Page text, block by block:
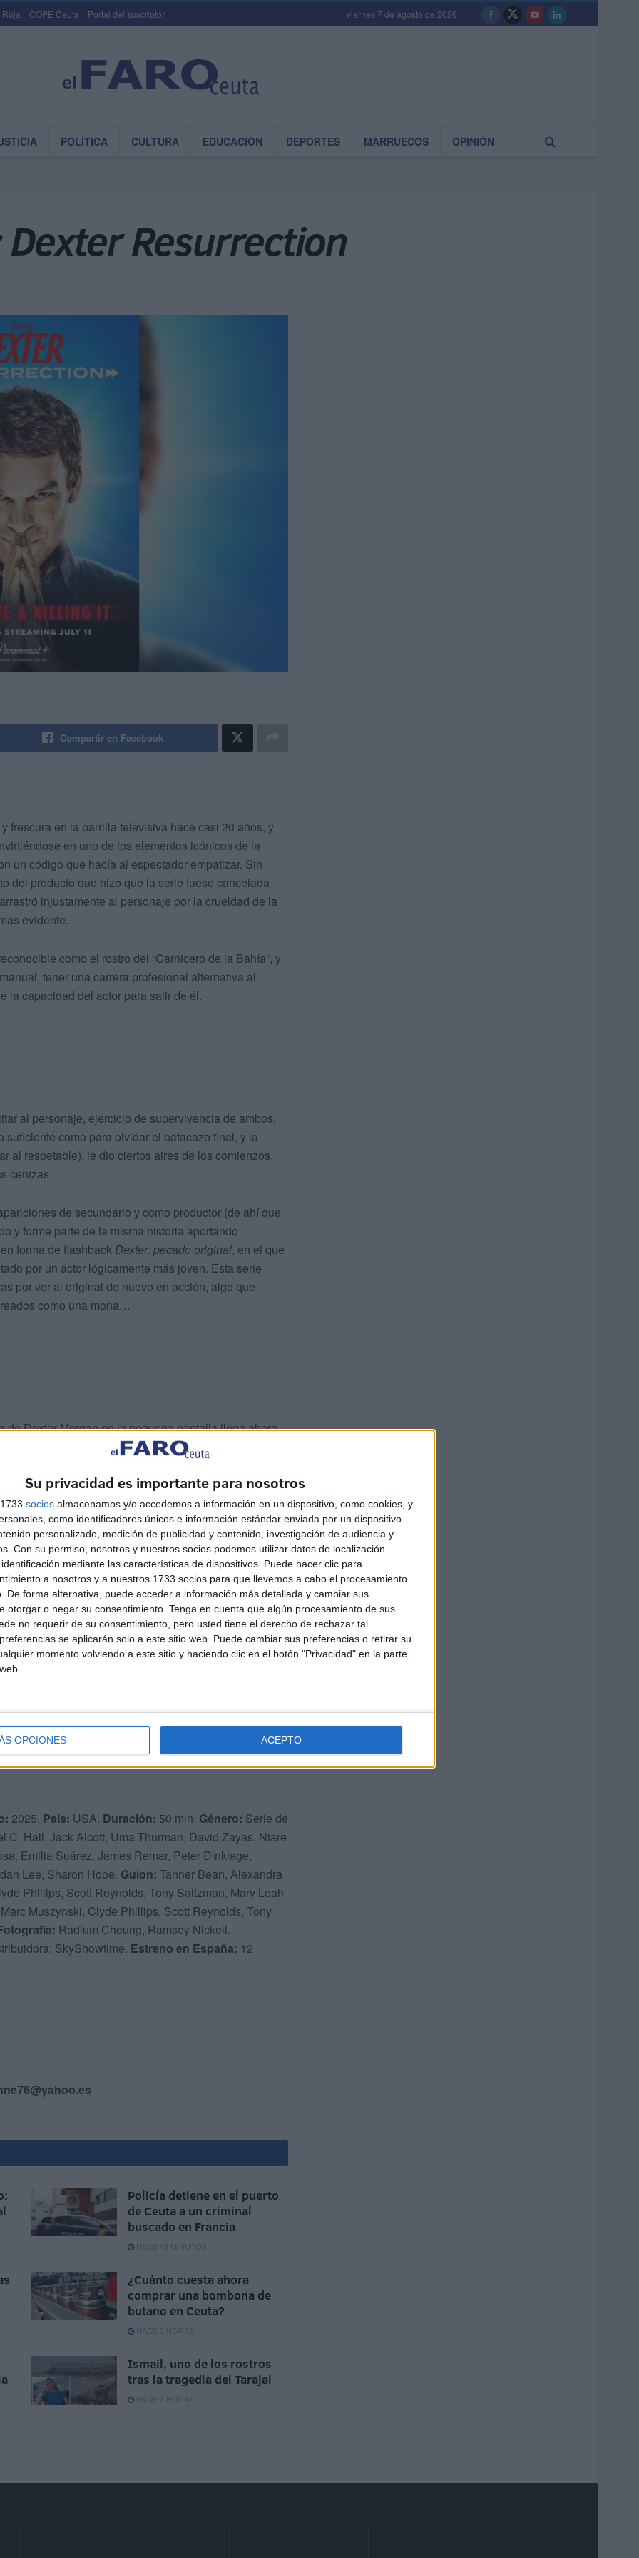
Su privacidad es importante para nosotros
socios almacenamos y/o accedemos a información en un dispositivo, como cookies, y
como identificadores únicos e información estándar enviada por un dispositivo
personalizado, medición de publicidad y contenido, investigación de audiencia y
Con su permiso, nosotros y nuestros socios podemos utilizar datos de localización
mediante las características de dispositivos. Puede hacer clic para
a nosotros y a nuestros 1733 socios para que llevemos a cabo el procesamiento
De forma alternativa, puede acceder a información más detallada y cambiar sus
otorgar o negar su consentimiento. Tenga en cuenta que algún procesamiento de sus
no requerir de su consentimiento, pero usted tiene el derecho de rechazar tal
se aplicarán solo a este sitio web. Puede cambiar sus preferencias o retirar su
momento volviendo a este sitio y haciendo clic en el botón "Privacidad" en la parte
OPCIONES ACEPTO
Roja COPE Ceuta Portal del suscriptor viernes 7 de agosto de 2026
POLÍTICA CULTURA EDUCACIÓN DEPORTES MARRUECOS OPINIÓN
Resurrection
Compartir en Facebook
frescura en la parrilla televisiva hace casi 20 años, y
en uno de los elementos icónicos de la
un código que hacía al espectador empatizar. Sin
del producto que hizo que la serie fuese cancelada
injustamente al personaje por la crueldad de la
evidente.
como el rostro del “Carnicero de la Bahía”, y
tener una carrera profesional alternativa al
la capacidad del actor para salir de él.
al personaje, ejercicio de supervivencia de ambos,
como para olvidar el batacazo final, y la
al respetable), le dio ciertos aires de los comienzos,
cenizas.
de secundario y como productor (de ahí que
y forme parte de la misma historia aportando
forma de flashback Dexter: pecado original, en el que
por un actor lógicamente más joven. Esta serie
por ver al original de nuevo en acción, algo que
como una mona…
Dexter Morgan en la pequeña pantalla llega ahora
el sobrenombre de “mini”, llamada
un guión sorprendentemente divertido y novedoso,
como los de Peter “Tyrion Lannister” Dinklage
veteranos, al igual que muestra capacidad de
la broma fácil.
new Blood,que parecía un cierre definitivo y más
se lo han pensado dos veces, y de momento nos
siempre, la historia es de nuevo interesante, y los
definitivamente en la trama), aportan lo suyo en
que se trata de, a su manera, de una comedia, muy,
2025. País: USA. Duración: 50 min. Género: Serie de
C. Hall, Jack Alcott, Uma Thurman, David Zayas, Ntare
Emilia Suárez, James Remar, Peter Dinklage,
Lee, Sharon Hope. Guion: Tanner Bean, Alexandra
Phillips, Scott Reynolds, Tony Saltzman, Mary Leah
Muszynski, Clyde Phillips, Scott Reynolds, Tony
Radium Cheung, Ramsey Nickell.
SkyShowtime. Estreno en España: 12
Policía detiene en el puerto
de Ceuta a un criminal
buscado en Francia
HACE 43 MINUTOS
¿Cuánto cuesta ahora
comprar una bombona de
butano en Ceuta?
HACE 2 HORAS
Ismail, uno de los rostros
tras la tragedia del Tarajal
HACE 3 HORAS